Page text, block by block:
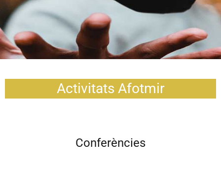
Activitats Afotmir
Conferències